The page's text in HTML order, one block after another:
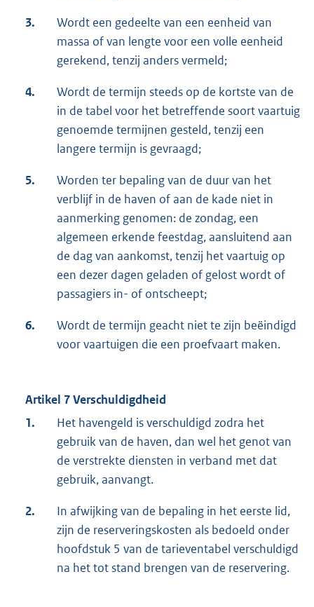
3.
Wordt een gedeelte van een eenheid van
massa of van lengte voor een volle eenheid
gerekend, tenzij anders vermeld;
4.
Wordt de termijn steeds op de kortste van de
in de tabel voor het betreffende soort vaartuig
genoemde termijnen gesteld, tenzij een
langere termijn is gevraagd;
5.
Worden ter bepaling van de duur van het
verblijf in de haven of aan de kade niet in
aanmerking genomen: de zondag, een
algemeen erkende feestdag, aansluitend aan
de dag van aankomst, tenzij het vaartuig op
een dezer dagen geladen of gelost wordt of
passagiers in- of ontscheept;
6.
Wordt de termijn geacht niet te zijn beëindigd
voor vaartuigen die een proefvaart maken.
Artikel 7 Verschuldigdheid
1.
Het havengeld is verschuldigd zodra het
gebruik van de haven, dan wel het genot van
de verstrekte diensten in verband met dat
gebruik, aanvangt.
2.
In afwijking van de bepaling in het eerste lid,
zijn de reserveringskosten als bedoeld onder
hoofdstuk 5 van de tarieventabel verschuldigd
na het tot stand brengen van de reservering.